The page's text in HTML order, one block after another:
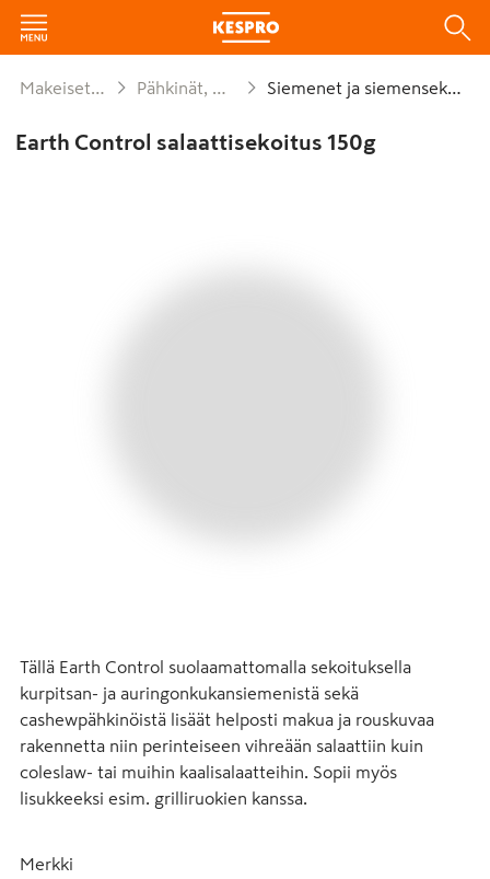
Makeiset ja naposteltavat Pähkinät, mantelit, siemenet Siemenet ja siemensekoitukset
Earth Control salaattisekoitus 150g
Tällä Earth Control suolaamattomalla sekoituksella
kurpitsan- ja auringonkukansiemenistä sekä
cashewpähkinöistä lisäät helposti makua ja rouskuvaa
rakennetta niin perinteiseen vihreään salaattiin kuin
coleslaw- tai muihin kaalisalaatteihin. Sopii myös
lisukkeeksi esim. grilliruokien kanssa.
Merkki